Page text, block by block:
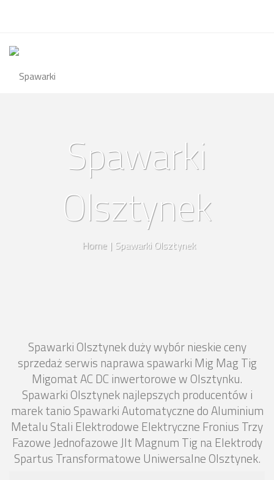
Spawarki
Olsztynek
Home | Spawarki Olsztynek
Spawarki Olsztynek duży wybór nieskie ceny
sprzedaż serwis naprawa spawarki Mig Mag Tig
Migomat AC DC inwertorowe w Olsztynku.
Spawarki Olsztynek najlepszych producentów i
marek tanio Spawarki Automatyczne do Aluminium
Metalu Stali Elektrodowe Elektryczne Fronius Trzy
Fazowe Jednofazowe Jlt Magnum Tig na Elektrody
Spartus Transformatowe Uniwersalne Olsztynek.